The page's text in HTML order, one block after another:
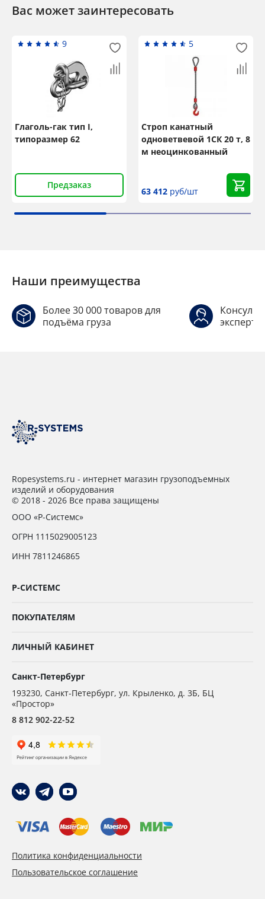
Вас может заинтересовать
9
Глаголь-гак тип I,
типоразмер 62
Предзаказ
5
Строп канатный
одноветвевой 1СК 20 т, 8
м неоцинкованный
63 412 руб/шт
Наши преимущества
Более 30 000 товаров для
подъёма груза
Ropesystems.ru - интернет магазин грузоподъемных
изделий и оборудования
© 2018 - 2026 Все права защищены
ООО «Р-Системс»
ОГРН 1115029005123
ИНН 7811246865
Р-СИСТЕМС
ПОКУПАТЕЛЯМ
ЛИЧНЫЙ КАБИНЕТ
Санкт-Петербург
193230, Санкт-Петербург, ул. Крыленко, д. 3Б, БЦ
«Простор»
8 812 902-22-52
Политика конфиденциальности
Пользовательское соглашение